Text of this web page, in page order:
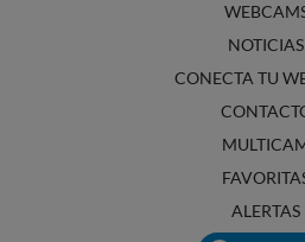
NOTICIAS
CONECTA TU
ALERTAS